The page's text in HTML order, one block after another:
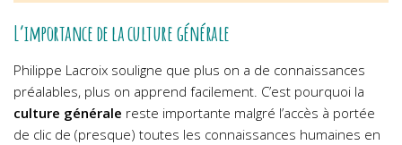
L’importance de la culture générale
Philippe Lacroix souligne que plus on a de connaissances
préalables, plus on apprend facilement. C’est pourquoi la
culture générale reste importante malgré l’accès à portée
de clic de (presque) toutes les connaissances humaines en